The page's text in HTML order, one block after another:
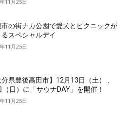
11月25日
市の街ナカ公園で愛犬とピクニックが
るスペシャルデイ
11月25日
分県豊後高田市】12月13日（土） 、
（日）に「サウナDAY」を開催！
11月25日